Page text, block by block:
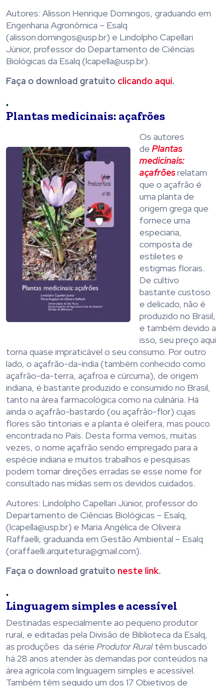
Autores: Alisson Henrique Domingos, graduando em
Engenharia Agronômica – Esalq
(alisson.domingos@usp.br) e Lindolpho Capellari
Júnior, professor do Departamento de Ciências
Biológicas da Esalq (lcapella@usp.br).
Faça o download gratuito clicando aqui.
.
Plantas medicinais: açafrões
Os autores
de Plantas
medicinais:
açafrõesrelatam
que o açafrão é
uma planta de
origem grega que
fornece uma
especiaria,
composta de
estiletes e
estigmas florais.
De cultivo
bastante custoso
e delicado, não é
produzido no Brasil,
e também devido a
isso, seu preço aqui
torna quase impraticável o seu consumo. Por outro
lado, o açafrão-da-índia (também conhecido como
açafrão-da-terra, açafroa e cúrcuma), de origem
indiana, é bastante produzido e consumido no Brasil,
tanto na área farmacológica como na culinária. Há
ainda o açafrão-bastardo (ou açafrão-flor) cujas
flores são tintoriais e a planta é oleífera, mas pouco
encontrada no País. Desta forma vemos, muitas
vezes, o nome açafrão sendo empregado para a
espécie indiana e muitos trabalhos e pesquisas
podem tomar direções erradas se esse nome for
consultado nas mídias sem os devidos cuidados.
Autores: Lindolpho Capellari Júnior, professor do
Departamento de Ciências Biológicas – Esalq,
(lcapella@usp.br) e Maria Angélica de Oliveira
Raffaelli, graduanda em Gestão Ambiental – Esalq
(oraffaelli.arquitetura@gmail.com).
Faça o download gratuito neste link.
.
Linguagem simples e acessível
Destinadas especialmente ao pequeno produtor
rural, e editadas pela Divisão de Biblioteca da Esalq,
as produções da série Produtor Rural têm buscado
há 28 anos atender às demandas por conteúdos na
área agrícola com linguagem simples e acessível.
Também têm seguido um dos 17 Objetivos de